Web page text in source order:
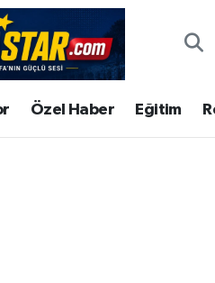
Özel Haber Eğitim